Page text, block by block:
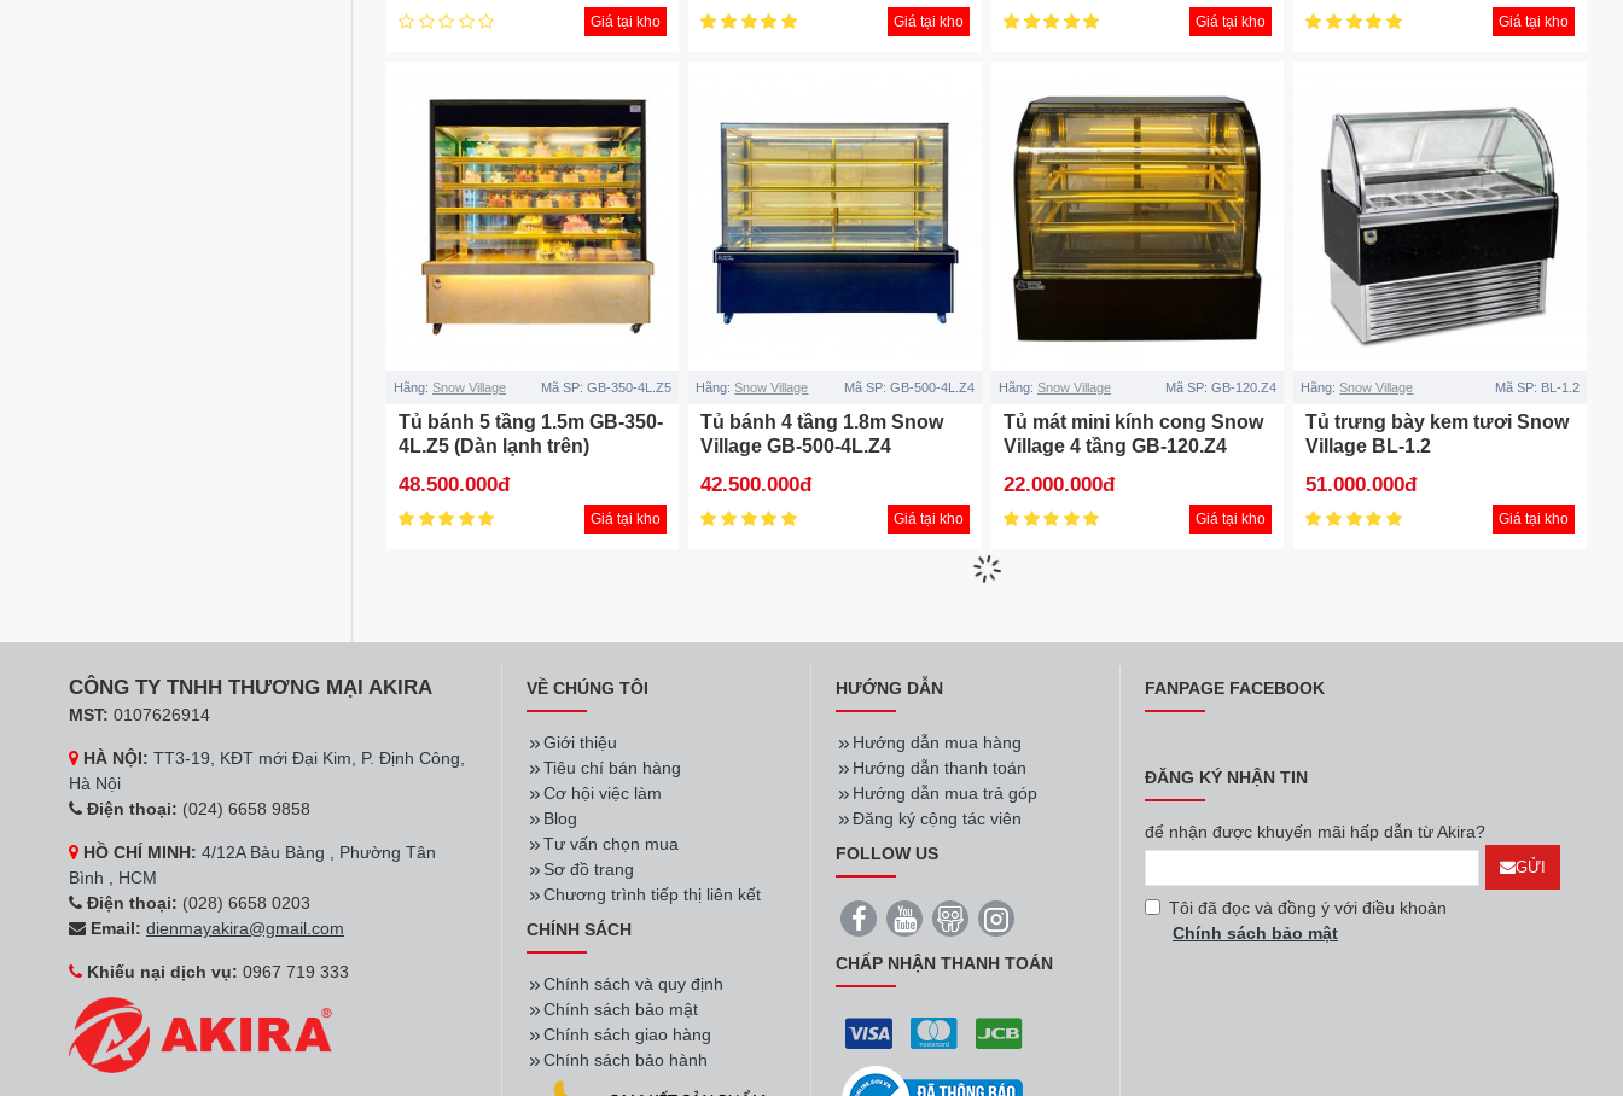
Giá tại kho Giá tại kho Giá tại kho Giá tại kho
Hãng: Snow Village Mã SP: GB-350-4L.Z5
Tủ bánh 5 tầng 1.5m GB-350-
4L.Z5 (Dàn lạnh trên)
48.500.000đ
Giá tại kho
Hãng: Snow Village Mã SP: GB-500-4L.Z4
Tủ bánh 4 tầng 1.8m Snow
Village GB-500-4L.Z4
42.500.000đ
Giá tại kho
Hãng: Snow Village Mã SP: GB-120.Z4
Tủ mát mini kính cong Snow
Village 4 tầng GB-120.Z4
22.000.000đ
Giá tại kho
Hãng: Snow Village Mã SP: BL-1.2
Tủ trưng bày kem tươi Snow
Village BL-1.2
51.000.000đ
Giá tại kho
DL-1.5
Tủ mát trưng bày đa năng
Giá tại kho
Snow Village
Tủ mát trưng bày đa năng
Snow Village DL-1.3
20.500.000đ
Giá tại kho
Mã SP: SS-1.5V
Tủ mát mini kính vuông
Snow Village SS-1.5V
Hãng: Snow Village
Tủ mát mini kính vuông
Snow Village SS-1.2V